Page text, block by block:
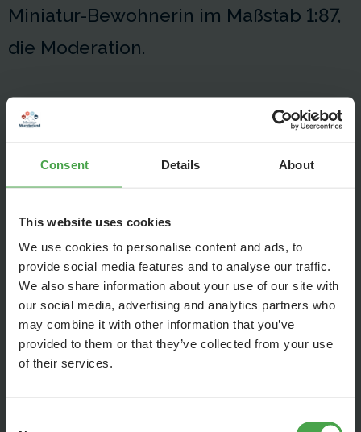
Consent Details About
This website uses cookies
We use cookies to personalise content and ads, to
provide social media features and to analyse our traffic.
We also share information about your use of our site with
our social media, advertising and analytics partners who
may combine it with other information that you’ve
provided to them or that they’ve collected from your use
of their services.
Miniatur-Bewohnerin im Maßstab 1:87,
die Moderation.
Damit löst sie ihren ehemaligen Kollegen Jan Hofer ab,
Nachrichtenthemen aus Knuffingen und Umgebung mit. Ihre